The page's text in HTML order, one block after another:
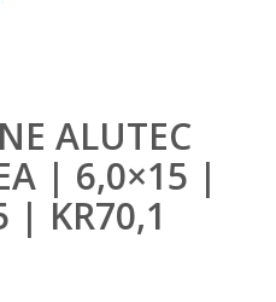
ALUTEC
| 6,0×15 |
| KR70,1